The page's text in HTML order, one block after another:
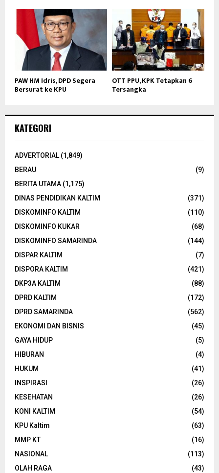
PAW HM Idris, DPD Segera
Bersurat ke KPU
OTT PPU, KPK Tetapkan 6
Tersangka
KATEGORI
ADVERTORIAL (1,849)
BERAU
(9)
BERITA UTAMA (1,175)
DINAS PENDIDIKAN KALTIM
(371)
DISKOMINFO KALTIM
(110)
DISKOMINFO KUKAR
(68)
DISKOMINFO SAMARINDA
(144)
DISPAR KALTIM
(7)
DISPORA KALTIM
(421)
DKP3A KALTIM
(88)
DPRD KALTIM
(172)
DPRD SAMARINDA
(562)
EKONOMI DAN BISNIS
(45)
GAYA HIDUP
(5)
HIBURAN
(4)
HUKUM
(41)
INSPIRASI
(26)
KESEHATAN
(26)
KONI KALTIM
(54)
KPU Kaltim
(63)
MMP KT
(16)
NASIONAL
(113)
OLAH RAGA
(43)